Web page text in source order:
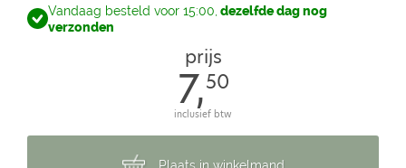
Vandaag besteld voor 15:00, dezelfde dag nog
verzonden
prijs
7,50
inclusief btw